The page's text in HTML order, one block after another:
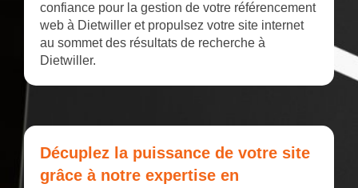
confiance pour la gestion de votre référencement
web à Dietwiller et propulsez votre site internet
au sommet des résultats de recherche à
Dietwiller.
Décuplez la puissance de votre site
grâce à notre expertise en